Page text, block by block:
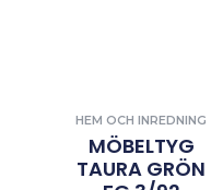
HEM OCH INREDNING
MÖBELTYG
TAURA GRÖN